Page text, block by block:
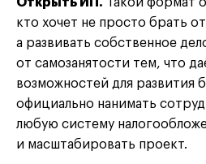
кто хочет не просто брать
а развивать собственное
от самозанятости тем, что
возможностей для развития
официально нанимать
любую систему
и масштабировать проект.